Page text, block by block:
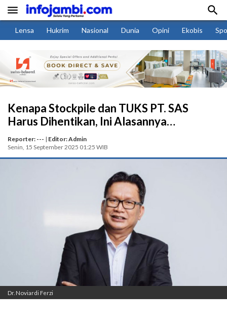
 
Lensa Hukrim Nasional Dunia Opini Ekobis
Kenapa Stockpile dan TUKS PT. SAS
Harus Dihentikan, Ini Alasannya…
Reporter: --- | Editor: Admin
Senin, 15 September 2025 01:25 WIB
Dr. Noviardi Ferzi